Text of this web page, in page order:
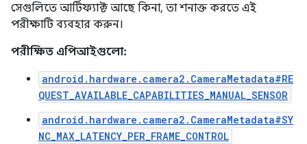
সেগুলিতে আর্টিফ্যাক্ট আছে কিনা, তা শনাক্ত করতে এই
পরীক্ষাটি ব্যবহার করুন।
পরীক্ষিত এপিআইগুলো:
android.hardware.camera2.CameraMetadata#RE
QUEST_AVAILABLE_CAPABILITIES_MANUAL_SENSOR
android.hardware.camera2.CameraMetadata#SY
NC_MAX_LATENCY_PER_FRAME_CONTROL